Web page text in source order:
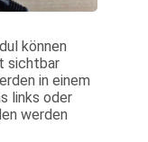
können
sichtbar
in einem
links oder
werden